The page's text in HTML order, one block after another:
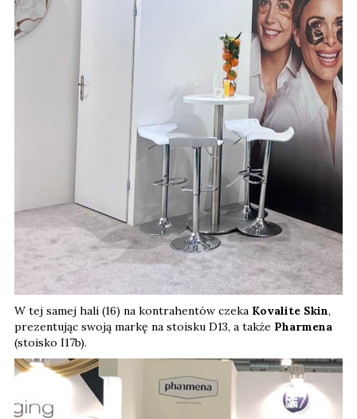
W tej samej hali (16) na kontrahentów czeka Kovalite Skin,
prezentując swoją markę na stoisku D13, a także Pharmena
(stoisko I17b).